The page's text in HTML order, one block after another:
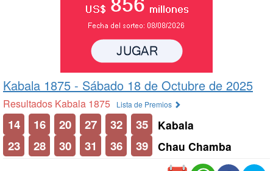
Kabala 1875 - Sábado 18 de Octubre de 2025
Resultados Kabala 1875 Lista de Premios
14 16 20 27 32 35 Kabala
23 28 30 31 36 39 Chau Chamba